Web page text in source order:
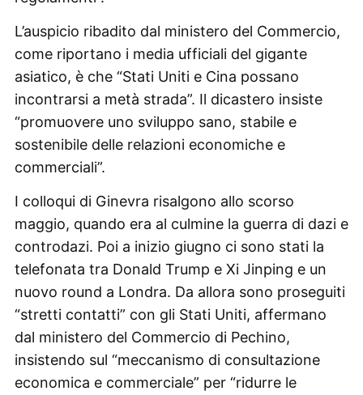
L’auspicio ribadito dal ministero del Commercio,
come riportano i media ufficiali del gigante
asiatico, è che “Stati Uniti e Cina possano
incontrarsi a metà strada”. Il dicastero insiste
“promuovere uno sviluppo sano, stabile e
sostenibile delle relazioni economiche e
commerciali”.
I colloqui di Ginevra risalgono allo scorso
maggio, quando era al culmine la guerra di dazi e
controdazi. Poi a inizio giugno ci sono stati la
telefonata tra Donald Trump e Xi Jinping e un
nuovo round a Londra. Da allora sono proseguiti
“stretti contatti” con gli Stati Uniti, affermano
dal ministero del Commercio di Pechino,
insistendo sul “meccanismo di consultazione
economica e commerciale” per “ridurre le